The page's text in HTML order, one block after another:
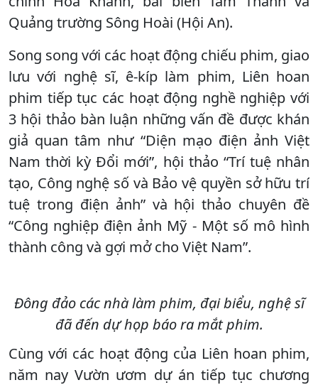
Quảng trường Sông Hoài (Hội An).
Song song với các hoạt động chiếu phim, giao
lưu với nghệ sĩ, ê-kíp làm phim, Liên hoan
phim tiếp tục các hoạt động nghề nghiệp với
3 hội thảo bàn luận những vấn đề được khán
giả quan tâm như “Diện mạo điện ảnh Việt
Nam thời kỳ Đổi mới”, hội thảo “Trí tuệ nhân
tạo, Công nghệ số và Bảo vệ quyền sở hữu trí
tuệ trong điện ảnh” và hội thảo chuyên đề
“Công nghiệp điện ảnh Mỹ - Một số mô hình
thành công và gợi mở cho Việt Nam”.
Đông đảo các nhà làm phim, đại biểu, nghệ sĩ
đã đến dự họp báo ra mắt phim.
Cùng với các hoạt động của Liên hoan phim,
năm nay Vườn ươm dự án tiếp tục chương